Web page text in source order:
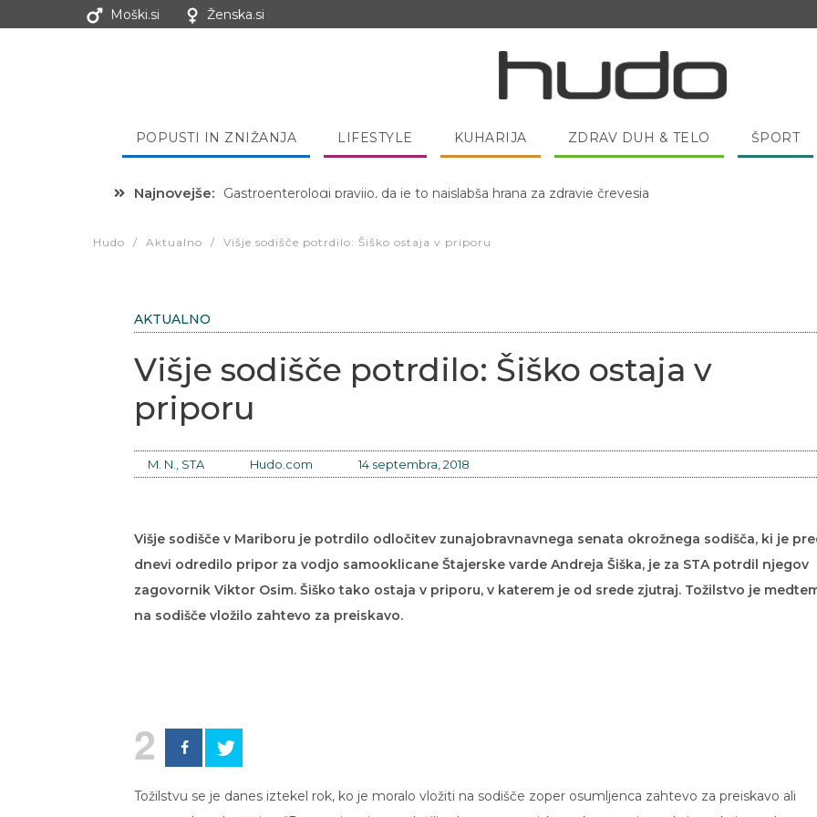
Moški.si Ženska.si
POPUSTI IN ZNIŽANJA LIFESTYLE KUHARIJA ZDRAV DUH & TELO ŠPORT
Najnovejše: Hibernacijska dieta: Zakaj je pred spanjem dobro pojesti žlico medu?
Hudo / Aktualno / Višje sodišče potrdilo: Šiško ostaja v priporu
AKTUALNO
Višje sodišče potrdilo: Šiško ostaja v
priporu
M. N., STA Hudo.com 14 septembra, 2018
Višje sodišče v Mariboru je potrdilo odločitev zunajobravnavnega senata okrožnega sodišča, ki je
dnevi odredilo pripor za vodjo samooklicane Štajerske varde Andreja Šiška, je za STA potrdil njegov
zagovornik Viktor Osim. Šiško tako ostaja v priporu, v katerem je od srede zjutraj. Tožilstvo je
na sodišče vložilo zahtevo za preiskavo.
2
Tožilstvu se je danes iztekel rok, ko je moralo vložiti na sodišče zoper osumljenca zahtevo za preiskavo ali